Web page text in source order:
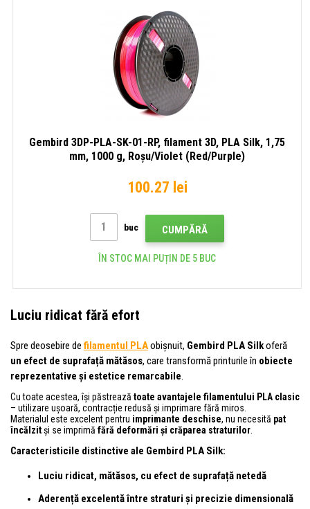
Gembird 3DP-PLA-SK-01-RP, filament 3D, PLA Silk, 1,75
mm, 1000 g, Roșu/Violet (Red/Purple)
100.27 lei
buc CUMPĂRĂ
ÎN STOC MAI PUȚIN DE 5 BUC
Luciu ridicat fără efort
Spre deosebire de filamentul PLAobișnuit, Gembird PLA Silkoferă
un efect de suprafață mătăsos, care transformă printurile în obiecte
reprezentative și estetice remarcabile.
Cu toate acestea, își păstrează toate avantajele filamentului PLA clasic
– utilizare ușoară, contracție redusă și imprimare fără miros.
Materialul este excelent pentru imprimante deschise, nu necesită pat
încălzitși se imprimă fără deformări și crăparea straturilor
Caracteristicile distinctive ale Gembird PLA Silk:
Luciu ridicat, mătăsos, cu efect de suprafață netedă
Aderență excelentă între straturi și precizie dimensională